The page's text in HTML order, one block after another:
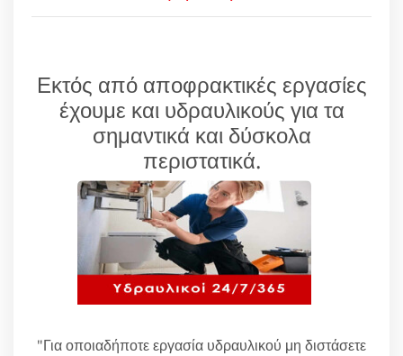
Εκτός από αποφρακτικές εργασίες
έχουμε και υδραυλικούς για τα
σημαντικά και δύσκολα
περιστατικά.
"Για οποιαδήποτε εργασία υδραυλικού μη διστάσετε